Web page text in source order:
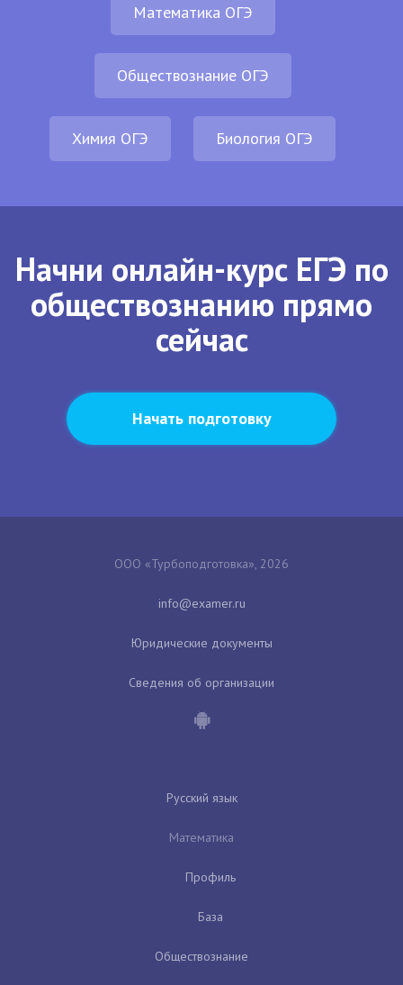
Математика ОГЭ
Обществознание ОГЭ
Химия ОГЭ Биология ОГЭ
Начни онлайн-курс ЕГЭ по
обществознанию прямо
сейчас
Начать подготовку
ООО «Турбоподготовка», 2026
Юридические документы
Сведения об организации
Русский язык
Математика
Профиль
База
Обществознание